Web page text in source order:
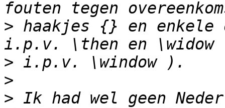
> haakjes {} en enkele
>
>
> Ik had wel geen